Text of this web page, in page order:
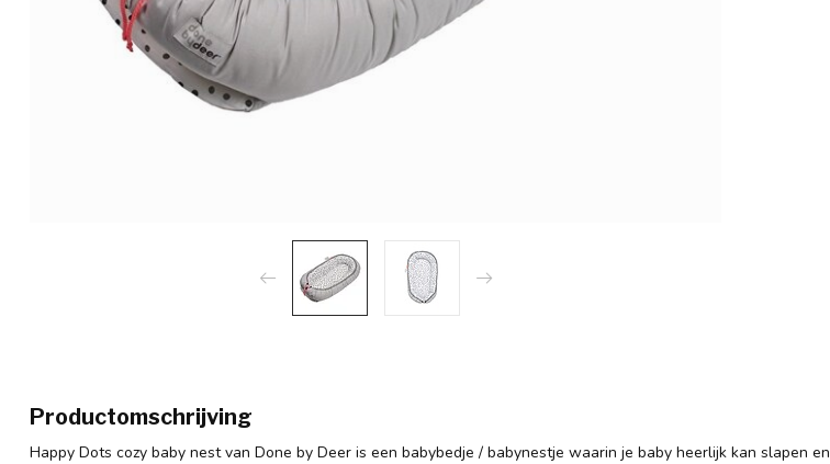
Productomschrijving
Happy Dots cozy baby nest van Done by Deer is een babybedje / babynestje waarin je baby heerlijk kan slapen en